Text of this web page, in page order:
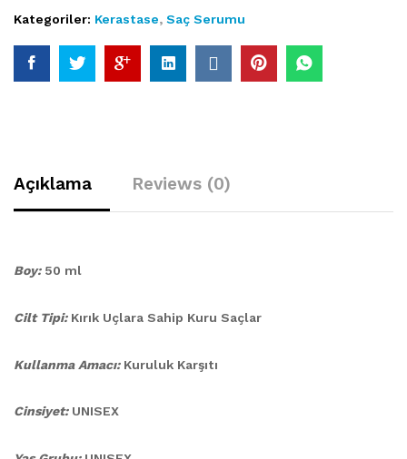
Kategoriler: Kerastase, Saç Serumu
Açıklama Reviews (0)
Boy: 50 ml
Cilt Tipi: Kırık Uçlara Sahip Kuru Saçlar
Kullanma Amacı: Kuruluk Karşıtı
Cinsiyet: UNISEX